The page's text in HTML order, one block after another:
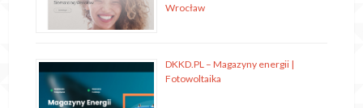
Wrocław
DKKD.PL – Magazyny energii |
Fotowoltaika